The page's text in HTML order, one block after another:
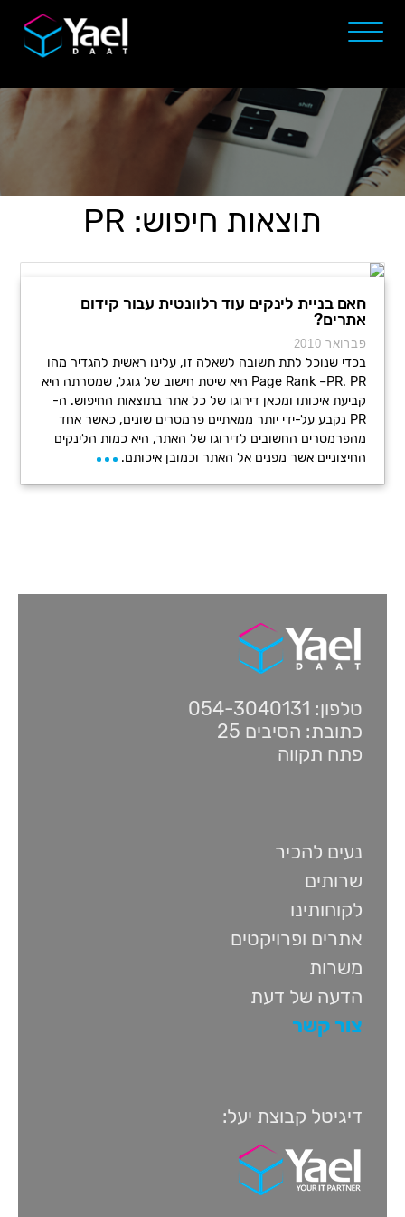
תוצאות חיפוש: PR
האם בניית לינקים עוד רלוונטית עבור קידום
אתרים?
פברואר 2010
בכדי שנוכל לתת תשובה לשאלה זו, עלינו ראשית להגדיר מהו
Page Rank –PR. PR היא שיטת חישוב של גוגל, שמטרתה היא
קביעת איכותו ומכאן דירוגו של כל אתר בתוצאות החיפוש. ה-
PR נקבע על-ידי יותר ממאתיים פרמטרים שונים, כאשר אחד
מהפרמטרים החשובים לדירוגו של האתר, היא כמות הלינקים
החיצוניים אשר מפנים אל האתר וכמובן איכותם.
טלפון: 054-3040131
כתובת: הסיבים 25
פתח תקווה
נעים להכיר
שרותים
לקוחותינו
אתרים ופרויקטים
משרות
הדעה של דעת
צור קשר
דיגיטל קבוצת יעל: